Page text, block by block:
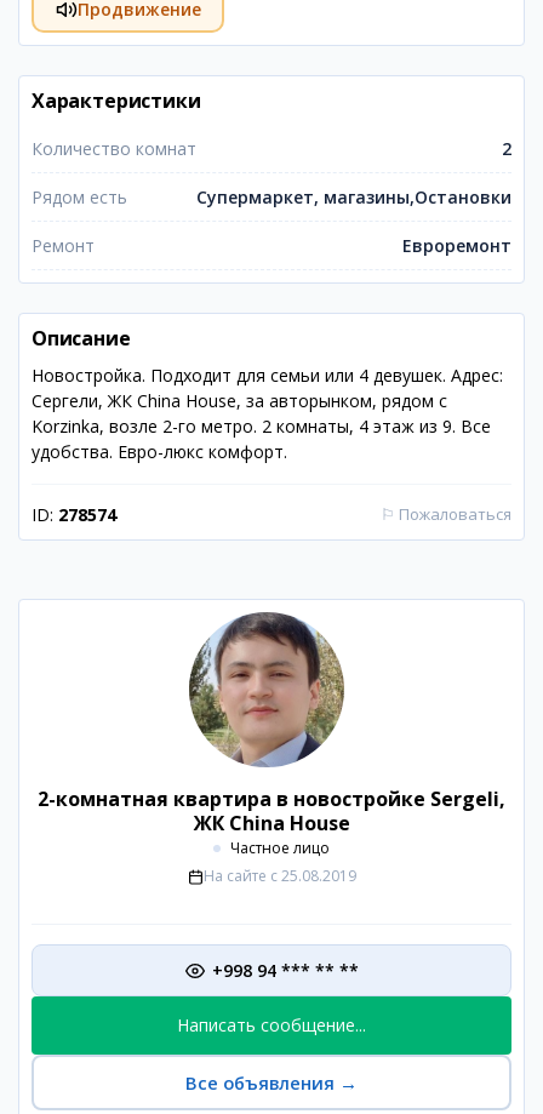
Продвижение
Характеристики
Количество комнат 2
Рядом есть Супермаркет, магазины,Остановки
Ремонт Евроремонт
Описание
Новостройка. Подходит для семьи или 4 девушек. Адрес:
Сергели, ЖК China House, за авторынком, рядом с
Korzinka, возле 2-го метро. 2 комнаты, 4 этаж из 9. Все
удобства. Евро-люкс комфорт.
ID: 278574 ⚐ Пожаловаться
2-комнатная квартира в новостройке Sergeli,
ЖК China House
Частное лицо
На сайте с 25.08.2019
+998 94 *** ** **
Написать сообщение...
Все объявления →